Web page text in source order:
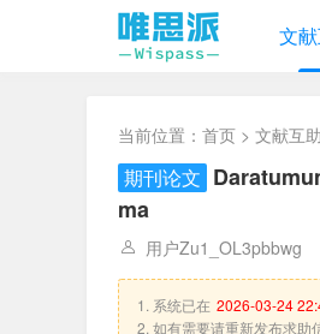
文
当前位置： 首页 > 文献互助
期刊论文
ma
用户Zu1_OL3pbbwg
1. 系统已在 2026-03-24
2. 如有需要请重新发布求助